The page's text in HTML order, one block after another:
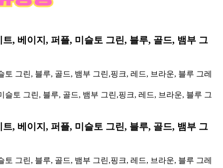
, 베이지, 퍼플, 미슬토 그린, 블루, 골드, 뱀부 그
그린, 블루, 골드, 뱀부 그린,핑크, 레드, 브라운, 블루 그레
, 베이지, 퍼플, 미슬토 그린, 블루, 골드, 뱀부 그
그린, 블루, 골드, 뱀부 그린,핑크, 레드, 브라운, 블루 그레